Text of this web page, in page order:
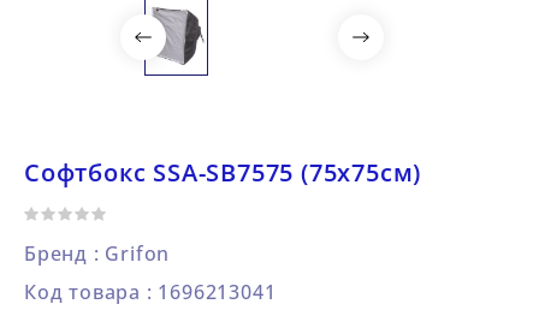
Софтбокс SSA-SB7575 (75х75см)
Бренд : Grifon
Код товара : 1696213041